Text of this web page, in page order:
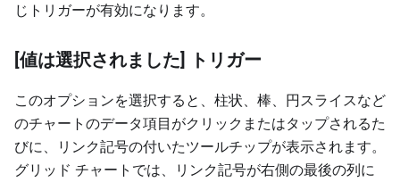
じトリガーが有効になります。
[値は選択されました] トリガー
このオプションを選択すると、柱状、棒、円スライスなど
のチャートのデータ項目がクリックまたはタップされるた
びに、リンク記号の付いたツールチップが表示されます。
グリッド チャートでは、リンク記号が右側の最後の列に